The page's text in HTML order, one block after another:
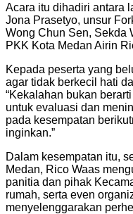
Acara itu dihadiri antara
Jona Prasetyo, unsur
Wong Chun Sen, Sekda
PKK Kota Medan Airin
Kepada peserta yang
agar tidak berkecil hati
“Kekalahan bukan
untuk evaluasi dan
pada kesempatan
inginkan.”
Dalam kesempatan itu,
Medan, Rico Waas
panitia dan pihak
rumah, serta even
menyelenggarakan